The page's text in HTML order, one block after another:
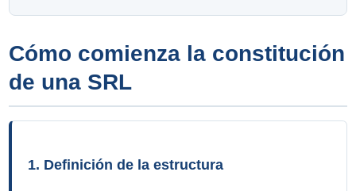
Cómo comienza la constitución
de una SRL
1. Definición de la estructura